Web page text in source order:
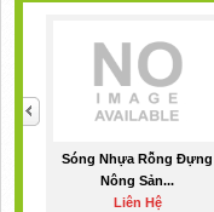
Sóng Nhựa Rỗng Đựng
Nông Sản...
Liên Hệ